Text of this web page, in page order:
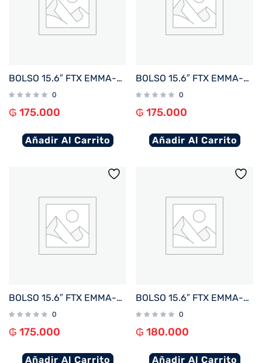
BOLSO 15.6″ FTX EMMA-RBR MARRON ROJIZO
0
₲ 175.000
Añadir Al Carrito
BOLSO 15.6″ FTX EMMA-BL AZUL
0
₲ 175.000
Añadir Al Carrito
BOLSO 15.6″ FTX EMMA-KH KHAKI
0
₲ 175.000
Añadir Al Carrito
BOLSO 15.6″ FTX EMMA-BK NEGRO 124870
0
₲ 180.000
Añadir Al Carrito